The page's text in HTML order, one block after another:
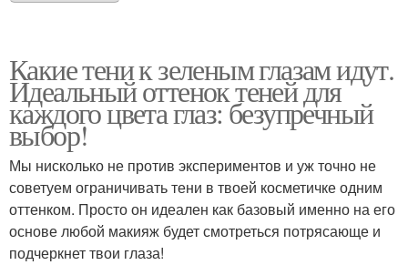
Какие тени к зеленым глазам идут.
Идеальный оттенок теней для
каждого цвета глаз: безупречный
выбор!
Мы нисколько не против экспериментов и уж точно не
советуем ограничивать тени в твоей косметичке одним
оттенком. Просто он идеален как базовый именно на его
основе любой макияж будет смотреться потрясающе и
подчеркнет твои глаза!